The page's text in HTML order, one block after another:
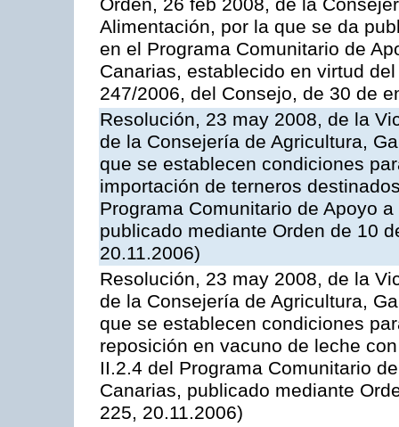
Orden, 26 feb 2008, de la
Alimentación, por la que se da
en el Programa Comunitario de
Canarias, establecido en virtud
247/2006, del Consejo, de 30 de
Resolución, 23 may 2008, de la
de la Consejería de Agricultura,
que se establecen condiciones
importación de terneros
Programa Comunitario de Apoyo
publicado mediante Orden de 10
20.11.2006)
Resolución, 23 may 2008, de la
de la Consejería de Agricultura,
que se establecen condiciones
reposición en vacuno de leche
II.2.4 del Programa Comunitario
Canarias, publicado mediante
225, 20.11.2006)